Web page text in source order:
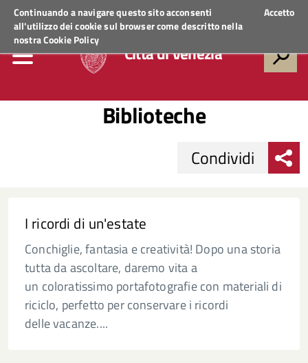
Continuando a navigare questo sito acconsenti
all'utilizzo dei cookie sul browser come descritto nella
nostraCookie Policy
Accetto
Regione VenetoACCEDI AI SERVIZI
Città di Venezia
Biblioteche
Condividi
I ricordi di un'estate
Conchiglie, fantasia e creatività! Dopo una storia
tutta da ascoltare, daremo vita a
un coloratissimo portafotografie con materiali di
riciclo, perfetto per conservare i ricordi
delle vacanze....